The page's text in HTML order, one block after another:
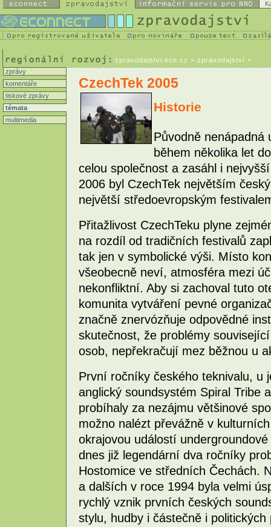
zpravodajstvi.ecn.cz > zpravodajství >
zprávy
komentáře
tiskové zprávy
témata
multimedia
CzechTek 2005
Historie
Původně nenápadná
během několika let
celou společnost a zasáhl i
2006 byl CzechTek největším
největší středoevropským
Přitažlivost CzechTeku plyne
na rozdíl od tradičních festivalů
tak jen v symbolické výši. Místo
všeobecně neví, atmosféra mezi
nekonfliktní. Aby si zachoval tuto
komunita vytváření pevné
značně znervózňuje odpovědné
skutečnost, že problémy
osob, nepřekračují mez běžnou u
První ročníky českého teknivalu, u
anglický soundsystém Spiral Tribe
probíhaly za nezájmu většinové
možno nalézt převážně v
okrajovou událostí
dnes již legendární dva ročníky
Hostomice ve středních Čechách.
a dalších v roce 1994 byla velmi
rychlý vznik prvních českých
stylu, hudby i částečně i politických